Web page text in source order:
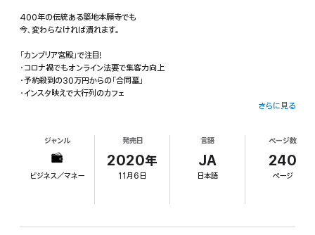
400年の伝統ある築地本願寺でも
今、変わらなければ潰れます。
「カンブリア宮殿」で注目!
・コロナ禍でもオンライン法要で集客力向上
・予約殺到の30万円からの「合同墓」
・インスタ映えで大行列のカフェ
ステップ2 「人生のコンシェルジュ」になって「ご縁」をつなげる
ステップ2 「ご縁」がつながった人たちに門信徒になっていただく
「なぜ、そんなことをする必要があるのか?」
私の提案に、居並ぶ僧侶たちは
さらに見る
ジャンル
ビジネス／マネー
発売日
2020年
11月6日
言語
JA
日本語
ページ数
240
ページ